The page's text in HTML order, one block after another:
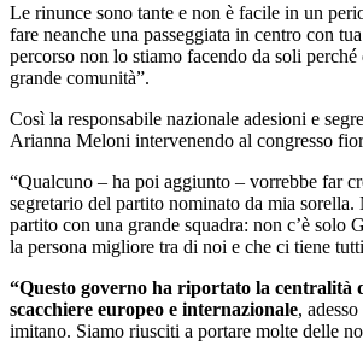
Le rinunce sono tante e non è facile in un
fare neanche una passeggiata in centro con
percorso non lo stiamo facendo da soli perché
grande comunità”.
Così la responsabile nazionale adesioni e
Arianna Meloni intervenendo al congresso
“Qualcuno – ha poi aggiunto – vorrebbe far
segretario del partito nominato da mia
partito con una grande squadra: non c’è solo
la persona migliore tra di noi e che ci tiene
“Questo governo ha riportato la centralità
scacchiere europeo e internazionale,
imitano. Siamo riusciti a portare molte delle